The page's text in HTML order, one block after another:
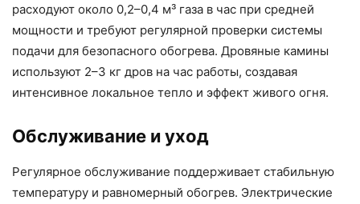
расходуют около 0,2–0,4 м³ газа в час при средней
мощности и требуют регулярной проверки системы
подачи для безопасного обогрева. Дровяные камины
используют 2–3 кг дров на час работы, создавая
интенсивное локальное тепло и эффект живого огня.
Обслуживание и уход
Регулярное обслуживание поддерживает стабильную
температуру и равномерный обогрев. Электрические